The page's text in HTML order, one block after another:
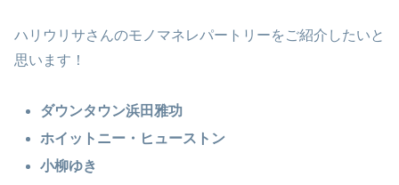
ハリウリサさんのモノマネレパートリーをご紹介したいと
思います！
ダウンタウン浜田雅功
ホイットニー・ヒューストン
小柳ゆき